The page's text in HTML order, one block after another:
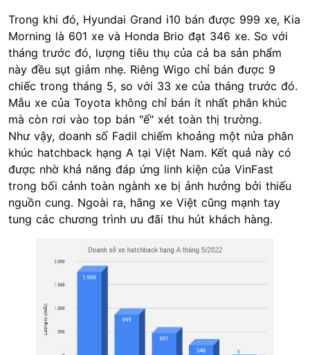
Trong khi đó, Hyundai Grand i10 bán được 999 xe, Kia
Morning là 601 xe và Honda Brio đạt 346 xe. So với
tháng trước đó, lượng tiêu thụ của cả ba sản phẩm
này đều sụt giảm nhẹ. Riêng Wigo chỉ bán được 9
chiếc trong tháng 5, so với 33 xe của tháng trước đó.
Mẫu xe của Toyota không chỉ bán ít nhất phân khúc
mà còn rơi vào top bán "ế" xét toàn thị trường.
Như vậy, doanh số Fadil chiếm khoảng một nửa phân
khúc hatchback hạng A tại Việt Nam. Kết quả này có
được nhờ khả năng đáp ứng linh kiện của VinFast
trong bối cảnh toàn ngành xe bị ảnh hưởng bởi thiếu
nguồn cung. Ngoài ra, hãng xe Việt cũng mạnh tay
tung các chương trình ưu đãi thu hút khách hàng.